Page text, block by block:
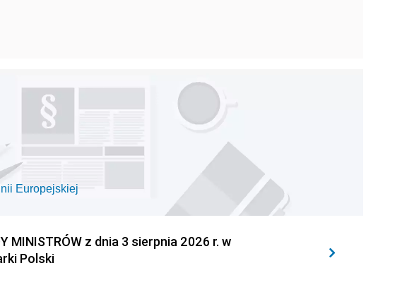
Europejskiej
MINISTRÓW z dnia 3 sierpnia 2026 r. w
Polski